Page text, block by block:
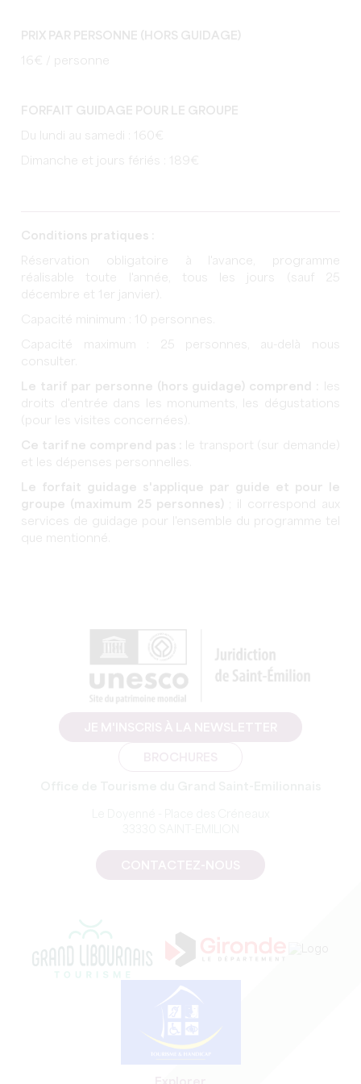
PRIX PAR PERSONNE (HORS GUIDAGE)
16€ / personne
FORFAIT GUIDAGE POUR LE GROUPE
Du lundi au samedi : 160€
Dimanche et jours fériés : 189€
Conditions pratiques :
Réservation obligatoire à l'avance, programme
réalisable toute l'année, tous les jours (sauf 25
décembre et 1er janvier).
Capacité minimum : 10 personnes.
Capacité maximum : 25 personnes, au-delà nous
consulter.
Le tarif par personne (hors guidage) comprend :
les
droits d'entrée dans les monuments, les dégustations
(pour les visites concernées).
Ce tarif ne comprend pas :
le transport (sur demande)
et les dépenses personnelles.
Le forfait guidage s'applique par guide et pour le
groupe (maximum 25 personnes)
; il correspond aux
services de guidage pour l'ensemble du programme tel
que mentionné.